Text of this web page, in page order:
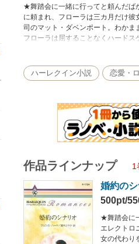
★舞踏会に一緒に行ってと頼んだば
に頼まれ、フローラは三カ月だけ
司のマット・ダベンポート。わかま
フローラは屈することなくハード
た。ある晩、別れた恋人や友人た
ハーレクイン小説 恋愛・
作品ラインナップ 1
婚約の
500pt/
★舞踏会に
エレクトロ
女の代わり